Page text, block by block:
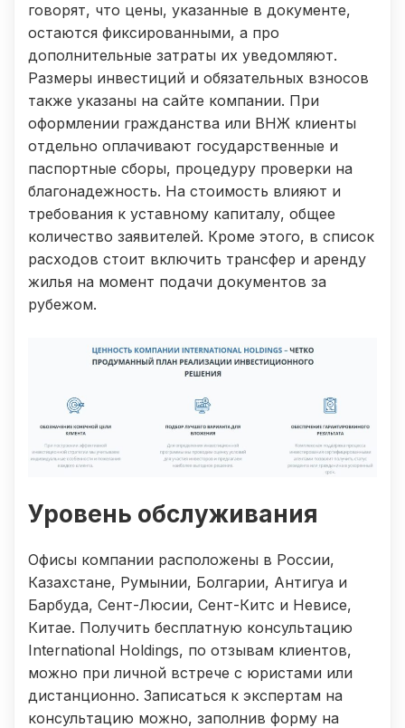
говорят, что цены, указанные в документе,
остаются фиксированными, а про
дополнительные затраты их уведомляют.
Размеры инвестиций и обязательных взносов
также указаны на сайте компании. При
оформлении гражданства или ВНЖ клиенты
отдельно оплачивают государственные и
паспортные сборы, процедуру проверки на
благонадежность. На стоимость влияют и
требования к уставному капиталу, общее
количество заявителей. Кроме этого, в список
расходов стоит включить трансфер и аренду
жилья на момент подачи документов за
рубежом.
Уровень обслуживания
Офисы компании расположены в России,
Казахстане, Румынии, Болгарии, Антигуа и
Барбуда, Сент-Люсии, Сент-Китс и Невисе,
Китае. Получить бесплатную консультацию
International Holdings, по отзывам клиентов,
можно при личной встрече с юристами или
дистанционно. Записаться к экспертам на
консультацию можно, заполнив форму на